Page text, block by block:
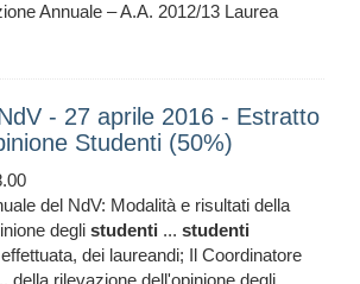
Annuale – A.A. 2012/13 Laurea
- 27 aprile 2016 - Estratto
Studenti (50%)
del NdV: Modalità e risultati della
degli studenti ... studenti
dei laureandi; Il Coordinatore